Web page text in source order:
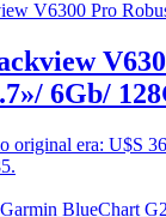
6Gb/
original era: U$S